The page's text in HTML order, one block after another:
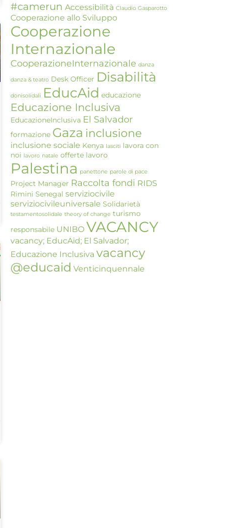
#camerun Accessibilità Claudio Gasparotto
Cooperazione allo Sviluppo
Cooperazione
Internazionale
CooperazioneInternazionale danza
danza & teatro Desk Officer Disabilità
donisolidali EducAid educazione
Educazione Inclusiva
EducazioneInclusiva El Salvador
formazione Gaza inclusione
inclusione sociale Kenya lasciti lavora con
noi lavoro natale offerte lavoro
Palestina panettone parole di pace
Project Manager Raccolta fondi RIDS
Rimini Senegal serviziocivile
serviziocivileuniversale Solidarietà
testamentosolidale theory of change turismo
responsabile UNIBO VACANCY
vacancy; EducAid; El Salvador;
Educazione Inclusiva vacancy
@educaid Venticinquennale